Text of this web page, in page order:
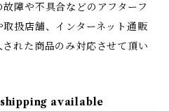
障や不具合などのアフターフ
扱店舗、インターネット通販
れた商品のみ対応させて頂い
available